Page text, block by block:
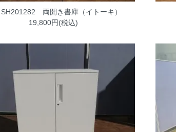
SH201282 両開き書庫（イトーキ）
19,800円(税込)